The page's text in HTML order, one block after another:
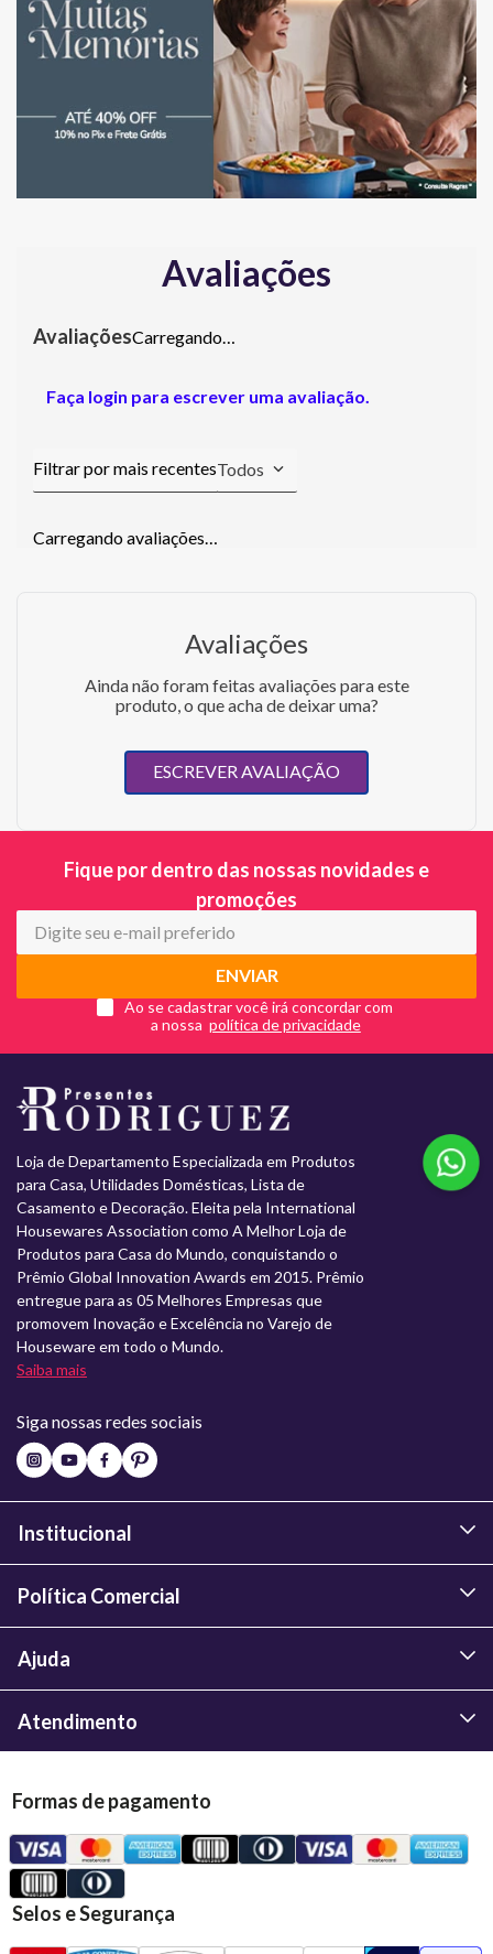
Avaliações
Carregando…
Faça login para escrever uma avaliação.
Todos
Carregando avaliações…
Avaliações
Ainda não foram feitas avaliações para este
produto, o que acha de deixar uma?
ESCREVER AVALIAÇÃO
Fique por dentro das nossas novidades e
promoções
ENVIAR
Ao se cadastrar você irá concordar com
a nossa
Loja de Departamento Especializada em Produtos
para Casa, Utilidades Domésticas, Lista de
Casamento e Decoração. Eleita pela International
Housewares Association como A Melhor Loja de
Produtos para Casa do Mundo, conquistando o
Prêmio Global Innovation Awards em 2015. Prêmio
entregue para as 05 Melhores Empresas que
promovem Inovação e Excelência no Varejo de
Houseware em todo o Mundo.
Saiba mais
Siga nossas redes sociais
Institucional
Política Comercial
Ajuda
Atendimento
Formas de pagamento
Selos e Segurança